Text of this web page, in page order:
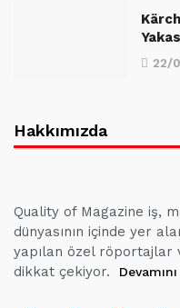
22/
Hakkımızda
Quality of Magazine iş,
dünyasının içinde yer
yapılan özel röportajlar
dikkat çekiyor.